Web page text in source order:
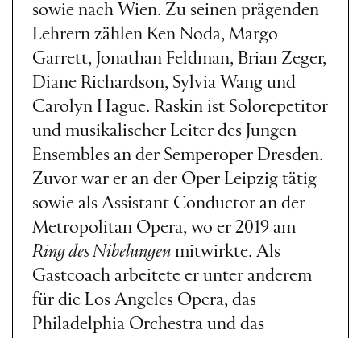
sowie nach Wien. Zu seinen prägenden
Lehrern zählen Ken Noda, Margo
Garrett, Jonathan Feldman, Brian Zeger,
Diane Richardson, Sylvia Wang und
Carolyn Hague. Raskin ist Solorepetitor
und musikalischer Leiter des Jungen
Ensembles an der Semperoper Dresden.
Zuvor war er an der Oper Leipzig tätig
sowie als Assistant Conductor an der
Metropolitan Opera, wo er 2019 am
Ring des Nibelungen mitwirkte. Als
Gastcoach arbeitete er unter anderem
für die Los Angeles Opera, das
Philadelphia Orchestra und das